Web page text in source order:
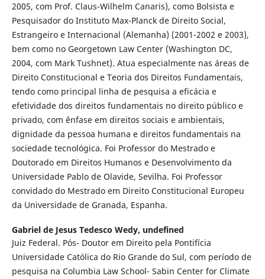
2005, com Prof. Claus-Wilhelm Canaris), como Bolsista e
Pesquisador do Instituto Max-Planck de Direito Social,
Estrangeiro e Internacional (Alemanha) (2001-2002 e 2003),
bem como no Georgetown Law Center (Washington DC,
2004, com Mark Tushnet). Atua especialmente nas áreas de
Direito Constitucional e Teoria dos Direitos Fundamentais,
tendo como principal linha de pesquisa a eficácia e
efetividade dos direitos fundamentais no direito público e
privado, com ênfase em direitos sociais e ambientais,
dignidade da pessoa humana e direitos fundamentais na
sociedade tecnológica. Foi Professor do Mestrado e
Doutorado em Direitos Humanos e Desenvolvimento da
Universidade Pablo de Olavide, Sevilha. Foi Professor
convidado do Mestrado em Direito Constitucional Europeu
da Universidade de Granada, Espanha.
Gabriel de Jesus Tedesco Wedy, undefined
Juiz Federal. Pós- Doutor em Direito pela Pontifícia
Universidade Católica do Rio Grande do Sul, com período de
pesquisa na Columbia Law School- Sabin Center for Climate